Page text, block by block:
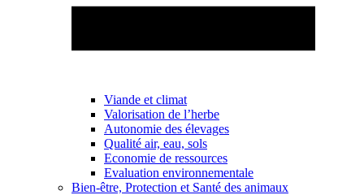
Viande et climat
Valorisation de l’herbe
Autonomie des élevages
Qualité air, eau, sols
Economie de ressources
Evaluation environnementale
Bien-être, Protection et Santé des animaux